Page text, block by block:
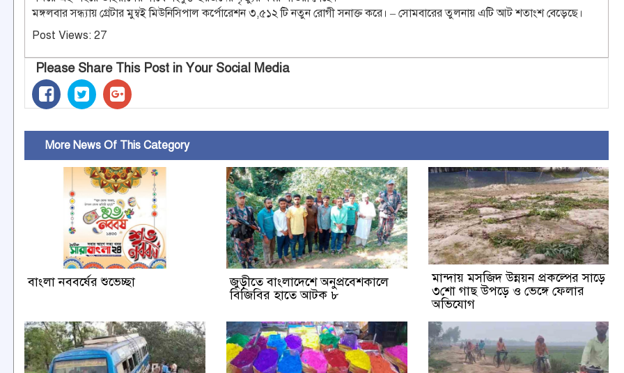
মঙ্গলবার সন্ধ্যায় গ্রেটার মুম্বই মিউনিসিপাল কর্পোরেশন ৩,৫১২ টি নতুন রোগী সনাক্ত করে। – সোমবারের তুলনায় এটি আট শতাংশ বেড়েছে।
Post Views: 27
Please Share This Post in Your Social Media
More News Of This Category
বাংলা নববর্ষের শুভেচ্ছা
জুড়ীতে বাংলাদেশে অনুপ্রবেশকালে
বিজিবির হাতে আটক ৮
মান্দায় মসজিদ উন্নয়ন প্রকল্পের সাড়ে
৩শো গাছ উপড়ে ও ভেঙ্গে ফেলার
অভিযোগ